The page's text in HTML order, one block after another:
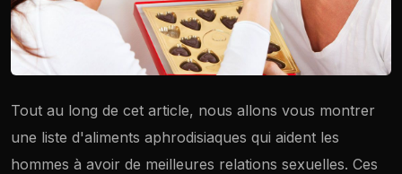
Tout au long de cet article, nous allons vous montrer
une liste d'aliments aphrodisiaques qui aident les
hommes à avoir de meilleures relations sexuelles. Ces